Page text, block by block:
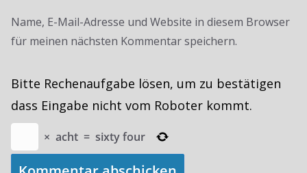
Name, E-Mail-Adresse und Website in diesem Browser
für meinen nächsten Kommentar speichern.
Bitte Rechenaufgabe lösen, um zu bestätigen
dass Eingabe nicht vom Roboter kommt.
× acht = sixty four